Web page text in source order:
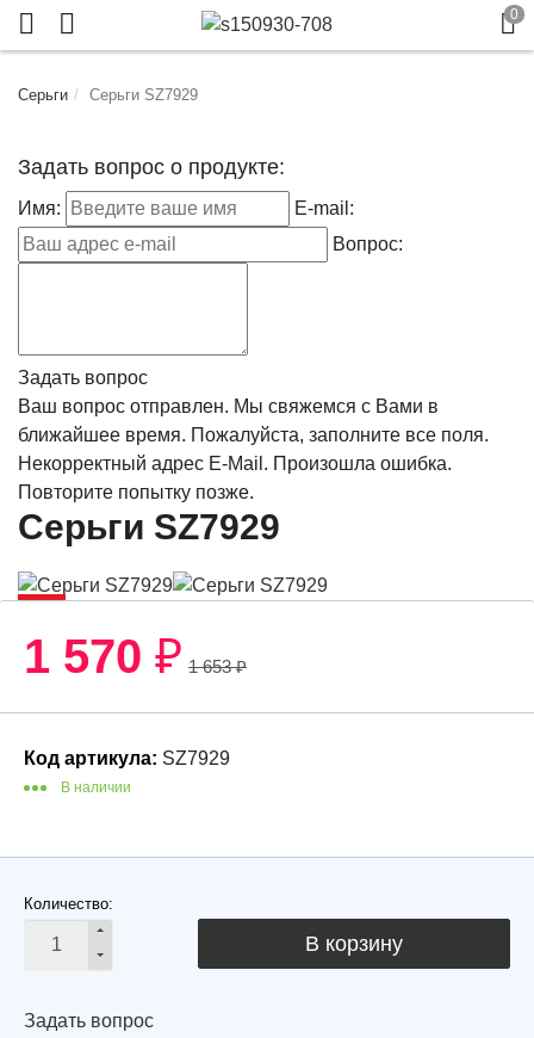
Серьги Серьги SZ7929
Задать вопрос о продукте:
Имя:
E-mail:
Вопрос:
Задать вопрос
Ваш вопрос отправлен. Мы свяжемся с Вами в
ближайшее время. Пожалуйста, заполните все поля.
Некорректный адрес E-Mail. Произошла ошибка.
Повторите попытку позже.
Серьги SZ7929
-6%
1 570 ₽ 1 653₽
Код артикула: SZ7929
В наличии
Количество:
В корзину
Задать вопрос